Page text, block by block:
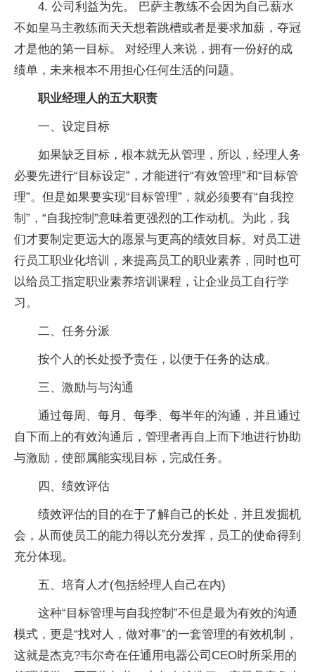
4. 公司利益为先。 巴萨主教练不会因为自己薪水
不如皇马主教练而天天想着跳槽或者是要求加薪，夺冠
才是他的第一目标。 对经理人来说，拥有一份好的成
绩单，未来根本不用担心任何生活的问题。
职业经理人的五大职责
一、设定目标
如果缺乏目标，根本就无从管理，所以，经理人务
必要先进行“目标设定”，才能进行“有效管理”和“目标管
理”。但是如果要实现“目标管理”，就必须要有“自我控
制”，“自我控制”意味着更强烈的工作动机。为此，我
们才要制定更远大的愿景与更高的绩效目标。对员工进
行员工职业化培训，来提高员工的职业素养，同时也可
以给员工指定职业素养培训课程，让企业员工自行学
习。
二、任务分派
按个人的长处授予责任，以便于任务的达成。
三、激励与与沟通
通过每周、每月、每季、每半年的沟通，并且通过
自下而上的有效沟通后，管理者再自上而下地进行协助
与激励，使部属能实现目标，完成任务。
四、绩效评估
绩效评估的目的在于了解自己的长处，并且发掘机
会，从而使员工的能力得以充分发挥，员工的使命得到
充分体现。
五、培育人才(包括经理人自己在内)
这种“目标管理与自我控制”不但是最为有效的沟通
模式，更是“找对人，做对事”的一套管理的有效机制，
这就是杰克?韦尔奇在任通用电器公司CEO时所采用的